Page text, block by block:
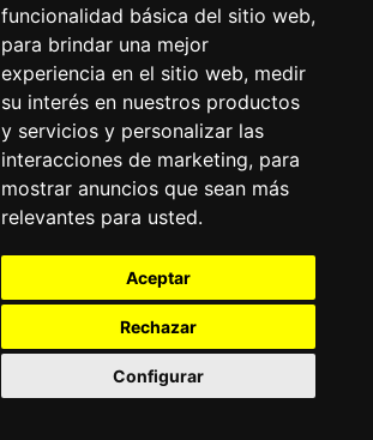
funcionalidad básica del sitio web,
para brindar una mejor
experiencia en el sitio web, medir
su interés en nuestros productos
y servicios y personalizar las
interacciones de marketing, para
mostrar anuncios que sean más
relevantes para usted.
Aceptar
Rechazar
Configurar
Idiomas